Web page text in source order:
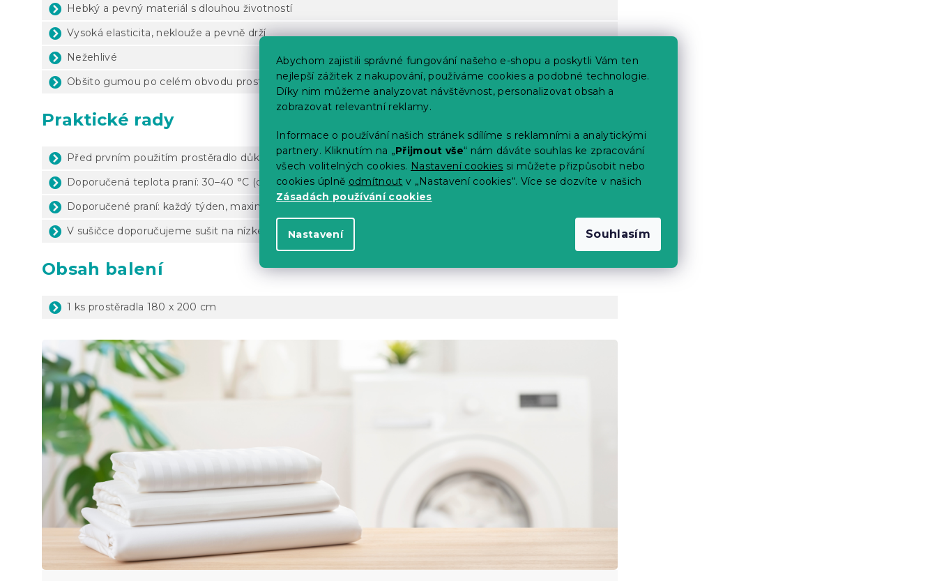
Abychom zajistili správné fungování našeho e-shopu a poskytli Vám ten
nejlepší zážitek z nakupování, používáme cookies a podobné technologie.
Díky nim můžeme analyzovat návštěvnost, personalizovat obsah a
zobrazovat relevantní reklamy.
Informace o používání našich stránek sdílíme s reklamními a analytickými
partnery. Kliknutím na „Přijmout vše“ nám dáváte souhlas ke zpracování
všech volitelných cookies. Nastavení cookies si můžete přizpůsobit nebo
cookies úplně odmítnout v „Nastavení cookies“. Více se dozvíte v našich
Zásadách používání cookies
Nastavení Souhlasím
Hebký a pevný materiál s dlouhou životností
Vysoká elasticita, neklouže a pevně drží
Nežehlivé
Obšito gumou po celém obvodu prostěradla
Praktické rady
Před prvním použitím prostěradlo důkladně vyperte
Doporučená teplota praní: 30–40 °C (dle štítku výrobce)
Doporučené praní: každý týden, maximálně 1x za 14 dní
V sušičce doporučujeme sušit na nízké teploty
Obsah balení
1 ks prostěradla 180 x 200 cm